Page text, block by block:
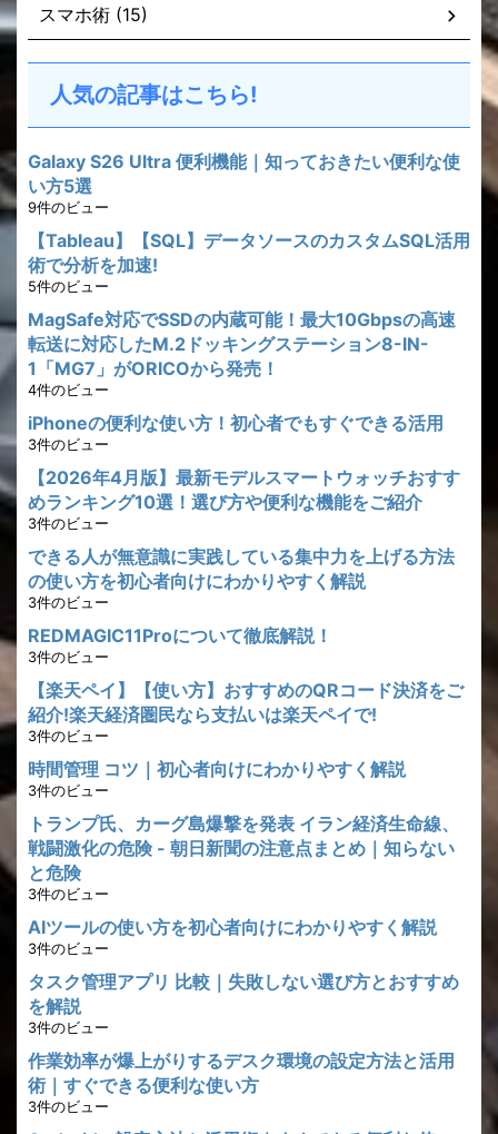
スマホ術 (15)
人気の記事はこちら!
Galaxy S26 Ultra 便利機能｜知っておきたい便利な使
い方5選
9件のビュー
【Tableau】【SQL】データソースのカスタムSQL活用
術で分析を加速!
5件のビュー
MagSafe対応でSSDの内蔵可能！最大10Gbpsの高速
転送に対応したM.2ドッキングステーション8-IN-
1「MG7」がORICOから発売！
4件のビュー
iPhoneの便利な使い方！初心者でもすぐできる活用
3件のビュー
【2026年4月版】最新モデルスマートウォッチおすす
めランキング10選！選び方や便利な機能をご紹介
3件のビュー
できる人が無意識に実践している集中力を上げる方法
の使い方を初心者向けにわかりやすく解説
3件のビュー
REDMAGIC11Proについて徹底解説！
3件のビュー
【楽天ペイ】【使い方】おすすめのQRコード決済をご
紹介!楽天経済圏民なら支払いは楽天ペイで!
3件のビュー
時間管理 コツ｜初心者向けにわかりやすく解説
3件のビュー
トランプ氏、カーグ島爆撃を発表 イラン経済生命線、
戦闘激化の危険 - 朝日新聞の注意点まとめ｜知らない
と危険
3件のビュー
AIツールの使い方を初心者向けにわかりやすく解説
3件のビュー
タスク管理アプリ 比較｜失敗しない選び方とおすすめ
を解説
3件のビュー
作業効率が爆上がりするデスク環境の設定方法と活用
術｜すぐできる便利な使い方
3件のビュー